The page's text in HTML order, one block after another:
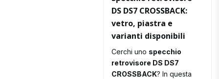
DS DS7 CROSSBACK:
vetro, piastra e
varianti disponibili
Cerchi uno specchio
retrovisore DS DS7
CROSSBACK? In questa